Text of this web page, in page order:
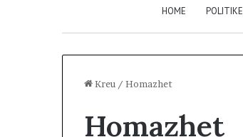
HOME POLITIKE
Kreu / Homazhet
Homazhet